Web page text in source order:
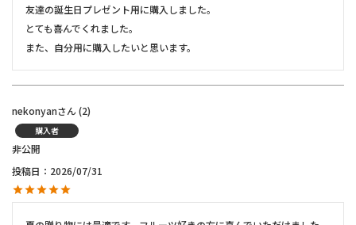
友達の誕生日プレゼント用に購入しました。
とても喜んでくれました。
また、自分用に購入したいと思います。
nekonyan 2
購入者
非公開
投稿日
2026/07/31